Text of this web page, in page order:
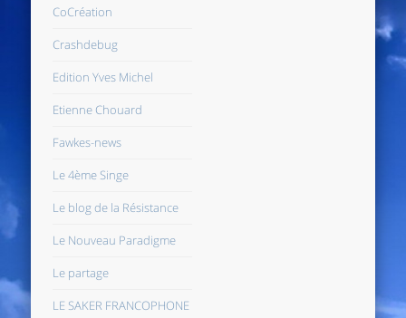
CoCréation
Crashdebug
Edition Yves Michel
Etienne Chouard
Fawkes-news
Le 4ème Singe
Le blog de la Résistance
Le Nouveau Paradigme
Le partage
LE SAKER FRANCOPHONE